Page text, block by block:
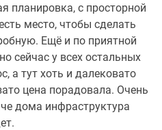
планировка, с просторной
место, чтобы сделать
Ещё и по приятной
сейчас у всех остальных
а тут хоть и далековато
цена порадовала. Очень
дома инфраструктура